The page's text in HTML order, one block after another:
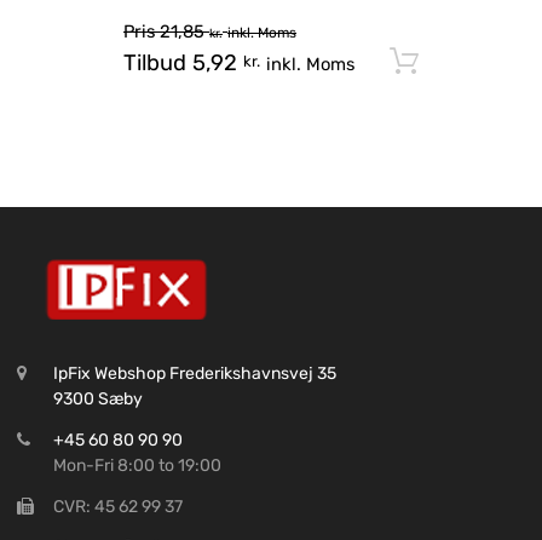
Pris21,85kr. inkl. Moms
Tilbud 5,92 kr. inkl. Moms
IpFix Webshop Frederikshavnsvej 35
9300 Sæby
+45 60 80 90 90
Mon-Fri 8:00 to 19:00
CVR: 45 62 99 37